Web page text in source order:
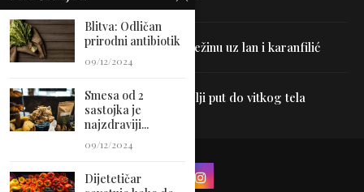
Uništite parazite i normalizujte težinu uz lan i karanfilić
Dr Hajder: Akupunktura je najbolji put do vitkog tela
Blitva: Odličan
prirodni antibiotik
09/12/2024
Smesa od 2
sastojka je
najzdraviji...
09/12/2024
Dijetetičar